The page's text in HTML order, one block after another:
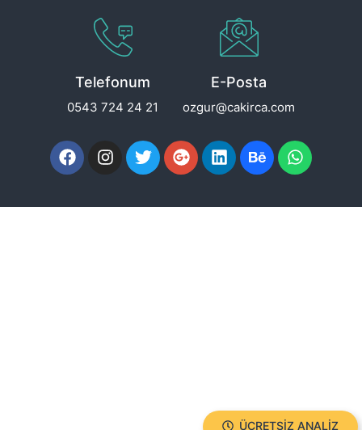
ÜCRETSIZ ANALIZ
Telefonum
0543 724 24 21
E-Posta
ozgur@cakirca.com